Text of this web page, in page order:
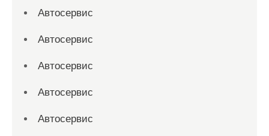
Автосервис
Автосервис
Автосервис
Автосервис
Автосервис